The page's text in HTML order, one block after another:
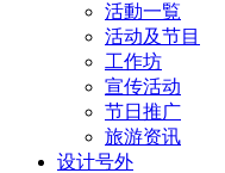
活動一覧
活动及节目
工作坊
宣传活动
节日推广
旅游资讯
设计号外